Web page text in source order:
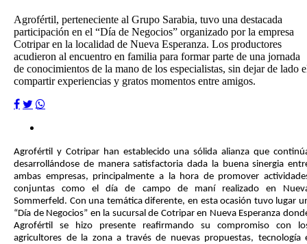
Agrofértil, perteneciente al Grupo Sarabia, tuvo una destacada
participación en el “Día de Negocios” organizado por la empresa
Cotripar en la localidad de Nueva Esperanza. Los productores
acudieron al encuentro en familia para formar parte de una jornada
de conocimientos de la mano de los especialistas, sin dejar de lado
compartir experiencias y gratos momentos entre amigos.
Agrofértil y Cotripar han establecido una sólida alianza que
desarrollándose de manera satisfactoria dada la buena sinergia
ambas empresas, principalmente a la hora de promover
conjuntas como el día de campo de maní realizado en
Sommerfeld. Con una temática diferente, en esta ocasión tuvo lugar
“Día de Negocios” en la sucursal de Cotripar en Nueva Esperanza
Agrofértil se hizo presente reafirmando su compromiso con
agricultores de la zona a través de nuevas propuestas, tecnología